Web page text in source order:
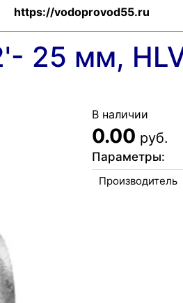
https://vodoprovod55.ru
25 мм,
В наличии
0.00 руб.
Параметры:
Производитель